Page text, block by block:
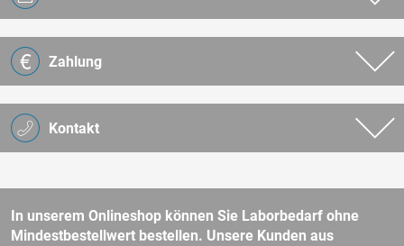
Kontakt
Zahlung
In unserem Onlineshop können Sie Laborbedarf ohne
Mindestbestellwert bestellen. Unsere Kunden aus